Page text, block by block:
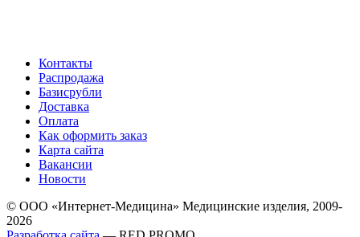
Контакты
Распродажа
Базисрубли
Доставка
Оплата
Как оформить заказ
Карта сайта
Вакансии
Новости
© ООО «Интернет-Медицина» Медицинские изделия, 2009-
2026